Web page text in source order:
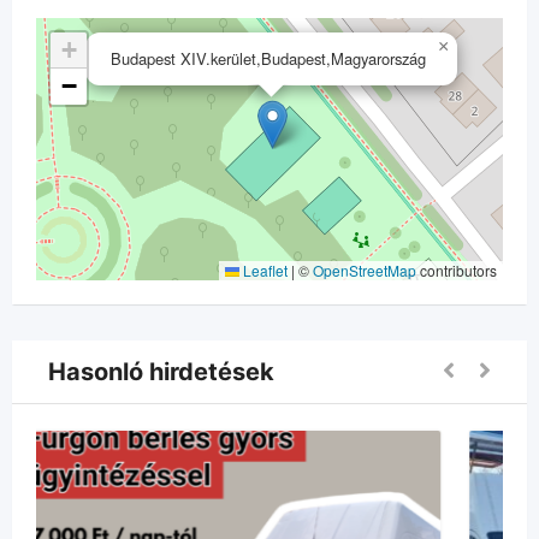
Budapest XIV.kerület,Budapest,Magyarország
×
+
−
Leaflet | ©OpenStreetMapcontributors
Hasonló hirdetések